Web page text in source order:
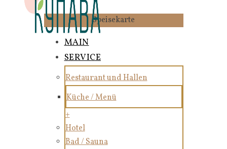
Speisekarte
MAIN
SERVICE
Restaurant und Hallen
Küche / Menü
+
Hotel
Bad / Sauna